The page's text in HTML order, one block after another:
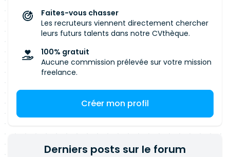
Faites-vous chasser
Les recruteurs viennent directement chercher
leurs futurs talents dans notre CVthèque.
100% gratuit
Aucune commission prélevée sur votre mission
freelance.
Créer mon profil
Derniers posts sur le forum